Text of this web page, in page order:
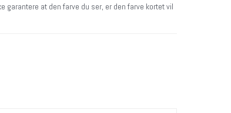
garantere at den farve du ser, er den farve kortet vil